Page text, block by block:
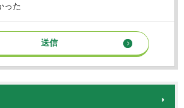
った